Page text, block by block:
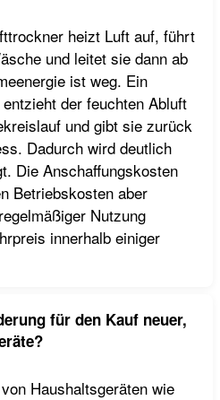
heizt Luft auf, führt
und leitet sie dann ab
ist weg. Ein
der feuchten Abluft
und gibt sie zurück
Dadurch wird deutlich
Die Anschaffungskosten
Betriebskosten aber
Nutzung
innerhalb einiger
für den Kauf neuer,
Haushaltsgeräten wie